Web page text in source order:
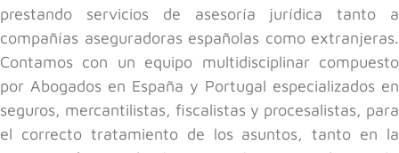
prestando servicios de asesoría jurídica tanto a
compañías aseguradoras españolas como extranjeras.
Contamos con un equipo multidisciplinar compuesto
por Abogados en España y Portugal especializados en
seguros, mercantilistas, fiscalistas y procesalistas, para
el correcto tratamiento de los asuntos, tanto en la